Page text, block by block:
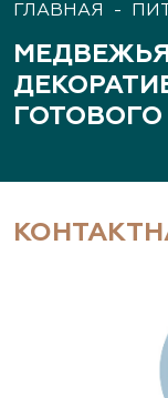
ГЛАВНАЯ -